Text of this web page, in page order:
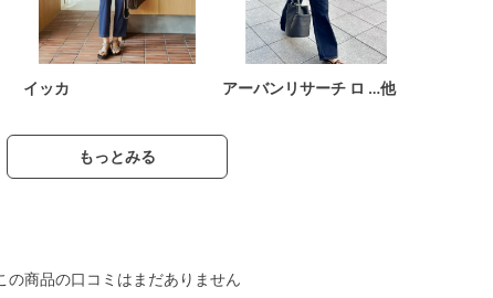
イッカ アーバンリサーチ ロ …他
もっとみる
の商品の口コミはまだありません